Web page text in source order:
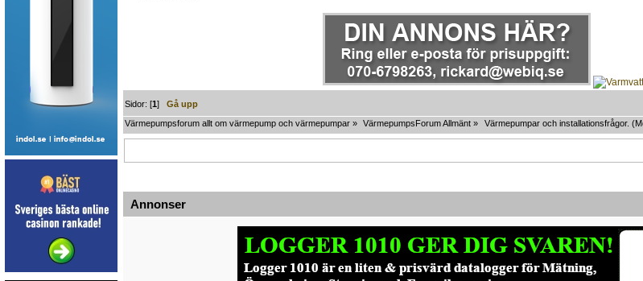
Sidor: [1]Gå upp
Värmepumpsforum allt om värmepump och värmepumpar » VärmepumpsForum Allmänt » Värmepumpar och installationsfrågor.
Annonser